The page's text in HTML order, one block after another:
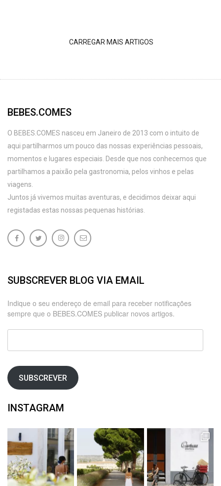
CARREGAR MAIS ARTIGOS
BEBES.COMES
O BEBES.COMES nasceu em Janeiro de 2013 com o intuito de
aqui partilharmos um pouco das nossas experiências pessoais,
momentos e lugares especiais. Desde que nos conhecemos que
partilhamos a paixão pela gastronomia, pelos vinhos e pelas
viagens.
Juntos já vivemos muitas aventuras, e decidimos deixar aqui
registadas estas nossas pequenas histórias.
SUBSCREVER BLOG VIA EMAIL
Indique o seu endereço de email para receber notificações
sempre que o BEBES.COMES publicar novos artigos.
SUBSCREVER
INSTAGRAM